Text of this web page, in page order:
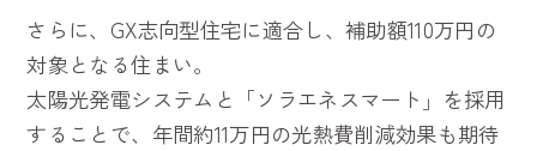
さらに、GX志向型住宅に適合し、補助額110万円の
対象となる住まい。
太陽光発電システムと「ソラエネスマート」を採用
することで、年間約11万円の光熱費削減効果も期待